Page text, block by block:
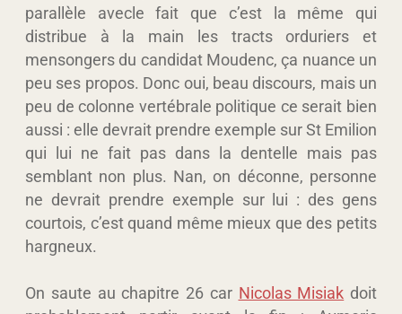
parallèle avecle fait que c’est la même qui
distribue à la main les tracts orduriers et
mensongers du candidat Moudenc, ça nuance un
peu ses propos. Donc oui, beau discours, mais un
peu de colonne vertébrale politique ce serait bien
aussi : elle devrait prendre exemple sur St Emilion
qui lui ne fait pas dans la dentelle mais pas
semblant non plus. Nan, on déconne, personne
ne devrait prendre exemple sur lui : des gens
courtois, c’est quand même mieux que des petits
hargneux.
On saute au chapitre 26 car Nicolas Misiak doit